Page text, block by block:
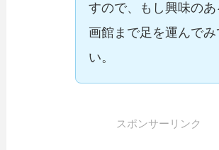
すので、もし興味の
画館まで足を運んでみ
い。
スポンサーリンク